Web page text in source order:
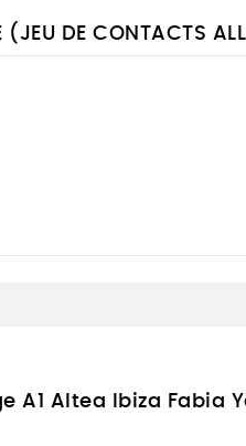
(JEU DE CONTACTS
A1 Altea Ibiza Fabia